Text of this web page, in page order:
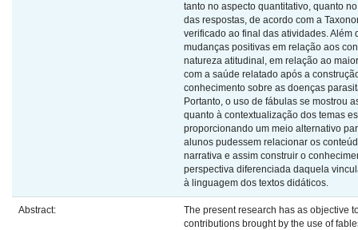
tanto no aspecto quantitativo, quanto
das respostas, de acordo com a
verificado ao final das atividades. Além
mudanças positivas em relação aos
natureza atitudinal, em relação ao
com a saúde relatado após a
conhecimento sobre as doenças
Portanto, o uso de fábulas se mostrou
quanto à contextualização dos temas
proporcionando um meio alternativo
alunos pudessem relacionar os
narrativa e assim construir o
perspectiva diferenciada daquela
à linguagem dos textos didáticos.
Abstract:
The present research has as objective
contributions brought by the use of